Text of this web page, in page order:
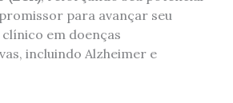
para avançar seu
em doenças
incluindo Alzheimer e